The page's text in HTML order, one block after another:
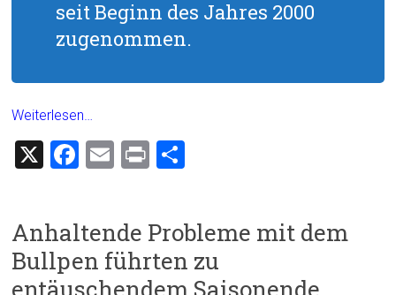
seit Beginn des Jahres 2000
zugenommen.
Weiterlesen…
X
F
b
o
E
l
Pr
n
Anhaltende Probleme mit dem
Bullpen führten zu
entäuschendem Saisonende